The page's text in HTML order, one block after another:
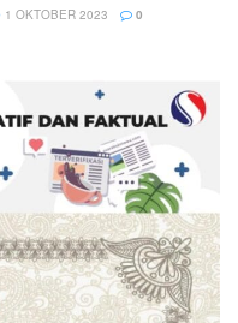
1 OKTOBER 2023 0